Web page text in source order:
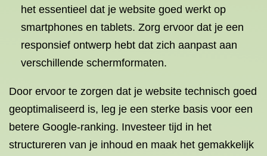
het essentieel dat je website goed werkt op
smartphones en tablets. Zorg ervoor dat je een
responsief ontwerp hebt dat zich aanpast aan
verschillende schermformaten.
Door ervoor te zorgen dat je website technisch goed
geoptimaliseerd is, leg je een sterke basis voor een
betere Google-ranking. Investeer tijd in het
structureren van je inhoud en maak het gemakkelijk